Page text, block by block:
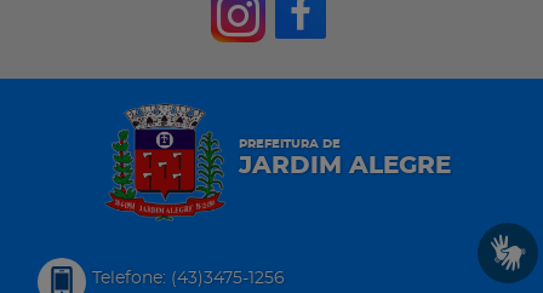
PREFEITURA DE
JARDIM ALEGRE
Telefone: (43)3475-1256